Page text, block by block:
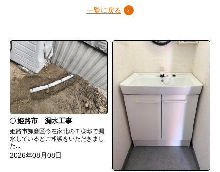
一覧に戻る
姫路市 漏水工事
姫路市飾磨区今在家北のＴ様邸で漏
水しているとご相談をいただきまし
た...
2026年08月08日